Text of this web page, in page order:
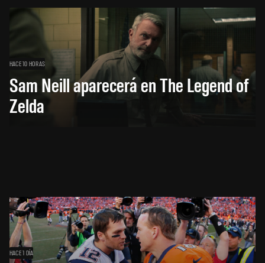
HACE 10 HORAS
Sam Neill aparecerá en The Legend of
Zelda
HACE 1 DÍA